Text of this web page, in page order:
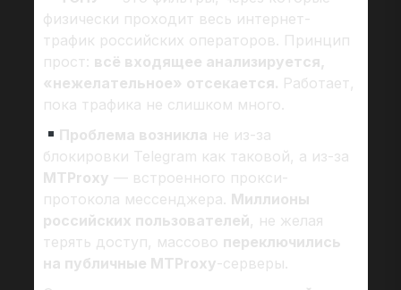
физически проходит весь интернет-
трафик российских операторов. Принцип
прост: всё входящее анализируется,
«нежелательное» отсекается. Работает,
пока трафика не слишком много.
Проблема возникла не из-за
блокировки Telegram как таковой, а из-за
MTProxy — встроенного прокси-
протокола мессенджера. Миллионы
российских пользователей, не желая
терять доступ, массово переключились
на публичные MTProxy-серверы.